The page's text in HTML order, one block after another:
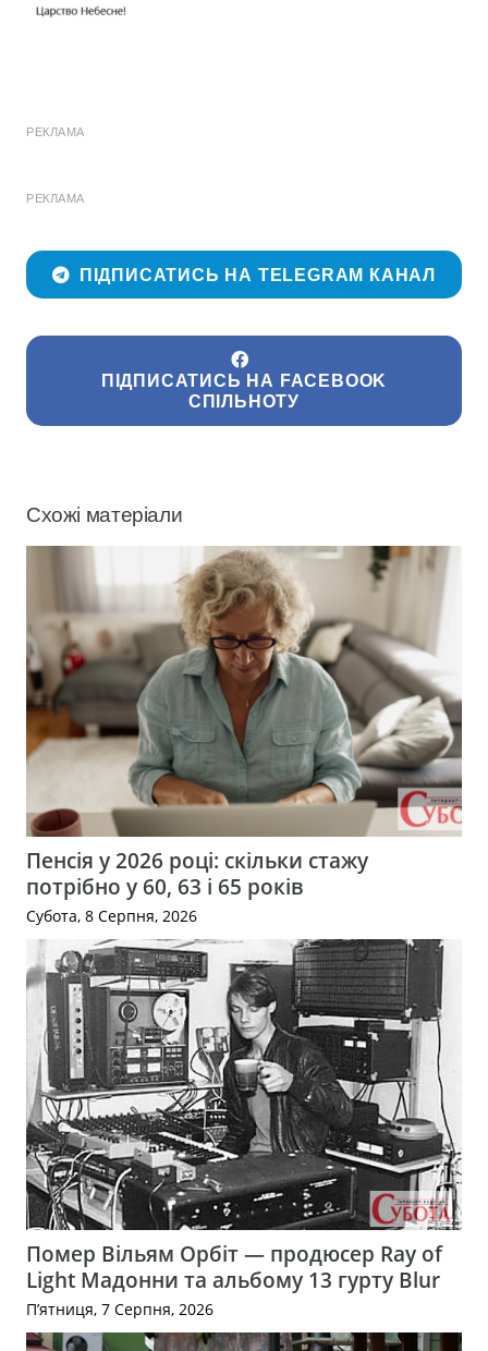
РЕКЛАМА
РЕКЛАМА
ПІДПИСАТИСЬ НА TELEGRAM КАНАЛ
ПІДПИСАТИСЬ НА FACEBOOK
СПІЛЬНОТУ
Схожі матеріали
Пенсія у 2026 році: скільки стажу
потрібно у 60, 63 і 65 років
Субота, 8 Серпня, 2026
Помер Вільям Орбіт — продюсер Ray of
Light Мадонни та альбому 13 гурту Blur
П’ятниця, 7 Серпня, 2026